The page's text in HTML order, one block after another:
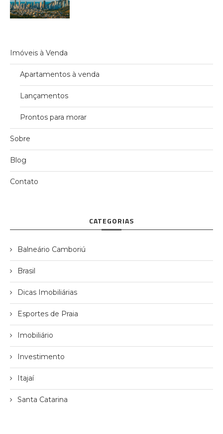
Imóveis à Venda
Apartamentos à venda
Lançamentos
Prontos para morar
Sobre
Blog
Contato
CATEGORIAS
Balneário Camboriú
Brasil
Dicas Imobiliárias
Esportes de Praia
Imobiliário
Investimento
Itajaí
Santa Catarina